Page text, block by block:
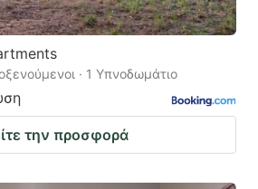
· 1 Υπνοδωμάτιο
την προσφορά